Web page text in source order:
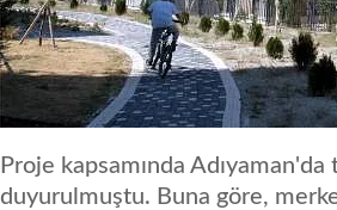
Proje kapsamında
duyurulmuştu. Buna göre,